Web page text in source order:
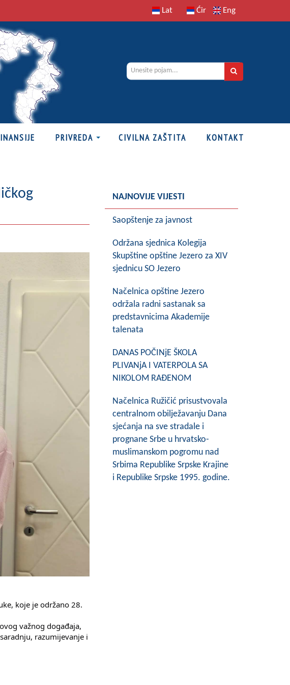
Lat Ćir Eng
PRIVREDA CIVILNA ZAŠTITA KONTAKT
koje je održano 28.
važnog događaja,
razumijevanje i
NAJNOVIJE VIJESTI
Saopštenje za javnost
Održana sjednica Kolegija
Skupštine opštine Jezero za XIV
sjednicu SO Jezero
Načelnica opštine Jezero
održala radni sastanak sa
predstavnicima Akademije
talenata
DANAS POČINjE ŠKOLA
PLIVANjA I VATERPOLA SA
NIKOLOM RAĐENOM
Načelnica Ružičić prisustvovala
centralnom obilježavanju Dana
sjećanja na sve stradale i
prognane Srbe u hrvatsko-
muslimanskom pogromu nad
Srbima Republike Srpske Krajine
i Republike Srpske 1995. godine.